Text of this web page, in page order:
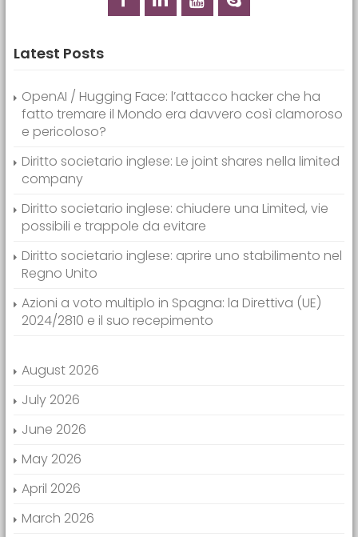
Latest Posts
OpenAI / Hugging Face: l’attacco hacker che ha
fatto tremare il Mondo era davvero così clamoroso
e pericoloso?
Diritto societario inglese: Le joint shares nella limited
company
Diritto societario inglese: chiudere una Limited, vie
possibili e trappole da evitare
Diritto societario inglese: aprire uno stabilimento nel
Regno Unito
Azioni a voto multiplo in Spagna: la Direttiva (UE)
2024/2810 e il suo recepimento
August 2026
July 2026
June 2026
May 2026
April 2026
March 2026